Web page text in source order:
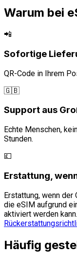
Warum bei
📲
Sofortige
QR-Code in Ihrem
🇬🇧
Support aus
Echte Menschen,
Stunden.
💷
Erstattung,
Erstattung, wenn
die eSIM aufgrund
aktiviert werden
Häufig